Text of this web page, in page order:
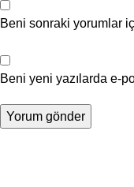
Beni sonraki yorumlar
Beni yeni yazılarda e-